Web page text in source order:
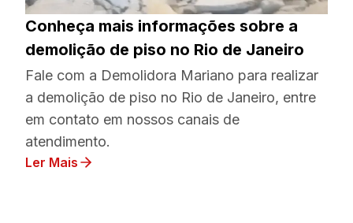
Conheça mais informações sobre a
demolição de piso no Rio de Janeiro
Fale com a Demolidora Mariano para realizar
a demolição de piso no Rio de Janeiro, entre
em contato em nossos canais de
atendimento.
Ler Mais